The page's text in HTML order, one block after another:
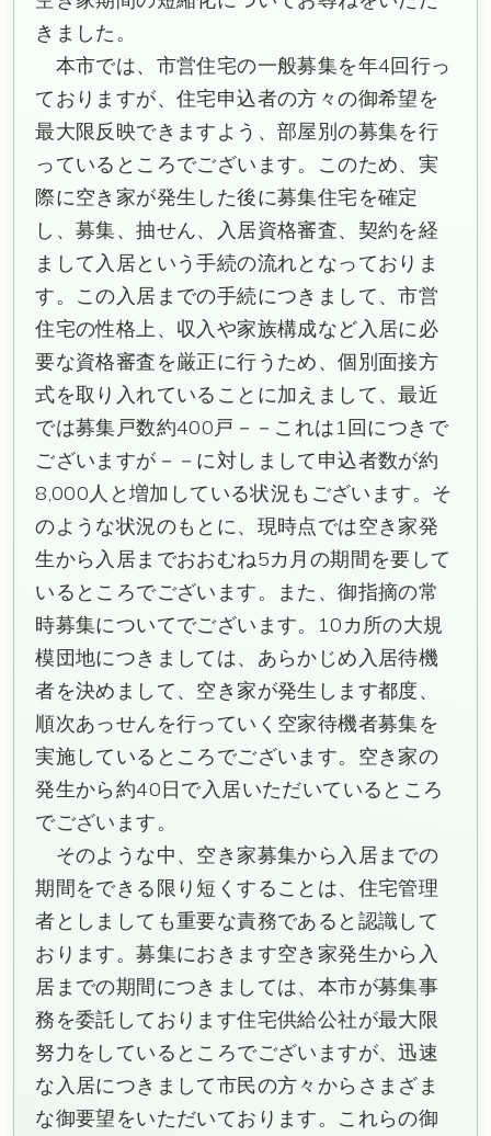
きました。
本市では、市営住宅の一般募集を年4回行っ
ておりますが、住宅申込者の方々の御希望を
最大限反映できますよう、部屋別の募集を行
っているところでございます。このため、実
際に空き家が発生した後に募集住宅を確定
し、募集、抽せん、入居資格審査、契約を経
まして入居という手続の流れとなっておりま
す。この入居までの手続につきまして、市営
住宅の性格上、収入や家族構成など入居に必
要な資格審査を厳正に行うため、個別面接方
式を取り入れていることに加えまして、最近
では募集戸数約400戸－－これは1回につきで
ございますが－－に対しまして申込者数が約
8,000人と増加している状況もございます。そ
のような状況のもとに、現時点では空き家発
生から入居までおおむね5カ月の期間を要して
いるところでございます。また、御指摘の常
時募集についてでございます。10カ所の大規
模団地につきましては、あらかじめ入居待機
者を決めまして、空き家が発生します都度、
順次あっせんを行っていく空家待機者募集を
実施しているところでございます。空き家の
発生から約40日で入居いただいているところ
でございます。
そのような中、空き家募集から入居までの
期間をできる限り短くすることは、住宅管理
者としましても重要な責務であると認識して
おります。募集におきます空き家発生から入
居までの期間につきましては、本市が募集事
務を委託しております住宅供給公社が最大限
努力をしているところでございますが、迅速
な入居につきまして市民の方々からさまざま
な御要望をいただいております。これらの御